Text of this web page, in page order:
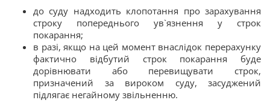
до суду надходить клопотання про зарахування
строку попереднього ув`язнення у строк
покарання;
в разі, якщо на цей момент внаслідок перерахунку
фактично відбутий строк покарання буде
дорівнювати або перевищувати строк,
призначений за вироком суду, засуджений
підлягає негайному звільненню.